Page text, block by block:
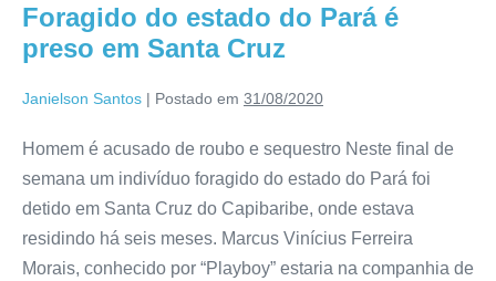
Foragido do estado do Pará é
preso em Santa Cruz
Janielson Santos | Postado em 31/08/2020
Homem é acusado de roubo e sequestro Neste final de
semana um indivíduo foragido do estado do Pará foi
detido em Santa Cruz do Capibaribe, onde estava
residindo há seis meses. Marcus Vinícius Ferreira
Morais, conhecido por “Playboy” estaria na companhia de